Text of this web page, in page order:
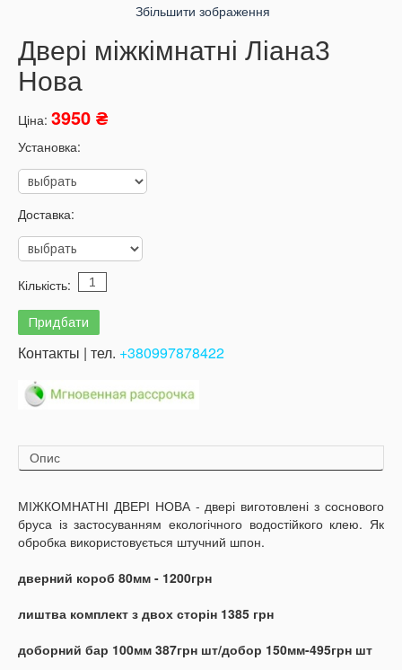
Збільшити зображення
Двері міжкімнатні Ліана3
Нова
Ціна: 3950 ₴
Установка:
Доставка:
Кількість:
Контакты | тел. +380997878422
Опис
МІЖКОМНАТНІ ДВЕРІ НОВА - двері виготовлені з соснового
бруса із застосуванням екологічного водостійкого клею. Як
обробка використовується штучний шпон.
дверний короб 80мм - 1200грн
лиштва комплект з двох сторін 1385 грн
доборний бар 100мм 387грн шт/добор 150мм-495грн шт